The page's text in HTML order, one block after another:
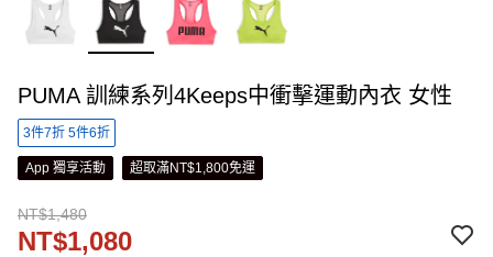
PUMA 訓練系列4Keeps中衝擊運動內衣 女性
3件7折 5件6折
App 獨享活動 超取滿NT$1,800免運
NT$1,480
NT$1,080